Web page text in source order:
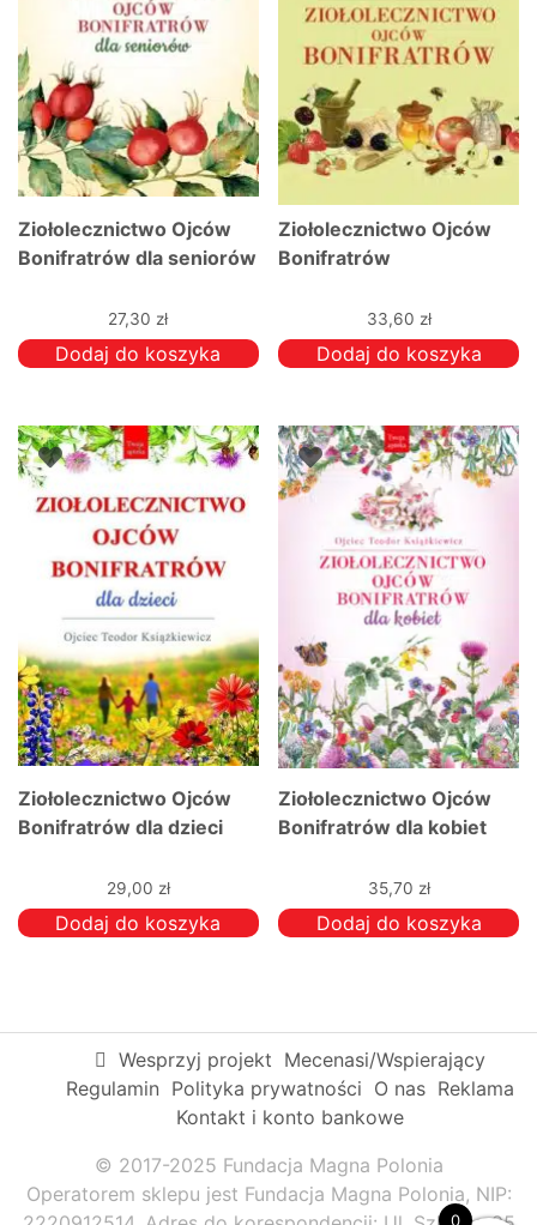
Ziołolecznictwo Ojców
Bonifratrów dla seniorów
27,30 zł
Dodaj do koszyka
Ziołolecznictwo Ojców
Bonifratrów
33,60 zł
Dodaj do koszyka
Ziołolecznictwo Ojców
Bonifratrów dla dzieci
29,00 zł
Dodaj do koszyka
Ziołolecznictwo Ojców
Bonifratrów dla kobiet
35,70 zł
Dodaj do koszyka
Wesprzyj projekt Mecenasi/Wspierający
Regulamin Polityka prywatności O nas Reklama
Kontakt i konto bankowe
© 2017-2025 Fundacja Magna Polonia
Operatorem sklepu jest Fundacja Magna Polonia, NIP:
0